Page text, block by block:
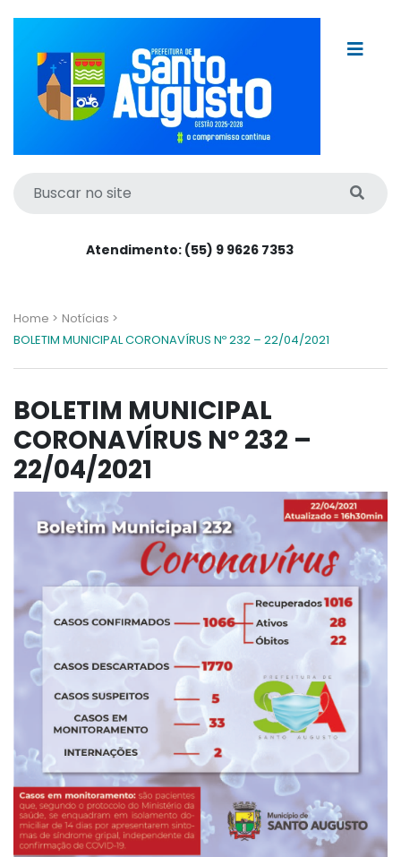
Atendimento: (55) 9 9626 7353
Home > Notícias >
BOLETIM MUNICIPAL CORONAVÍRUS Nº 232 – 22/04/2021
BOLETIM MUNICIPAL
CORONAVÍRUS Nº 232 –
22/04/2021